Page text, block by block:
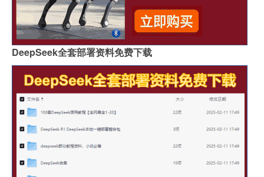
DeepSeek全套部署资料免费下载